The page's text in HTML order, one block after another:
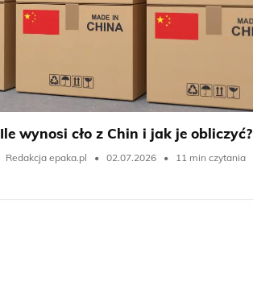
Ile wynosi cło z Chin i jak je obliczyć?
Redakcja epaka.pl • 02.07.2026 • 11 min czytania